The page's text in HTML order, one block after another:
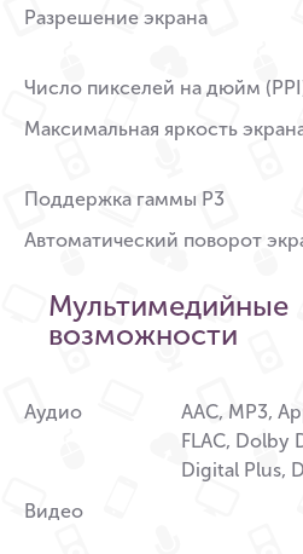
Разрешение экрана
Число пикселей на дюйм
Максимальная яркость
Поддержка гаммы P3
Автоматический поворот
Мультимедийные
возможности
Аудио
AAC, MP3,
FLAC, Dolby
Digital Plus,
Видео